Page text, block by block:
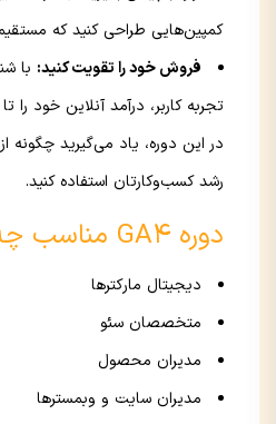
کمپین‌هایی طراحی کنید که
فروش خود را تقویت کنید: با
تجربه کاربر، درآمد آنلاین خود را تا 30% افزایش دهید.
در این دوره، یاد می‌گیرید چگونه از
رشد کسب‌وکارتان استفاده کنید.
دوره GA4 مناسب چه کسانی است؟
دیجیتال مارکترها
متخصصان سئو
مدیران محصول
مدیران سایت و وبمسترها